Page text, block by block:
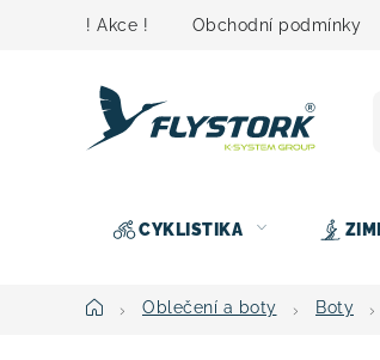
! Akce ! Obchodní podmínky
CYKLISTIKA
DomůOblečení a boty Boty